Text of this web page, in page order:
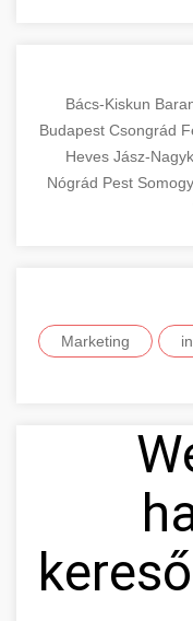
Bács-Kiskun
Budapest Csongrád
Heves Jász-
Nógrád Pest Somogy
Marketing